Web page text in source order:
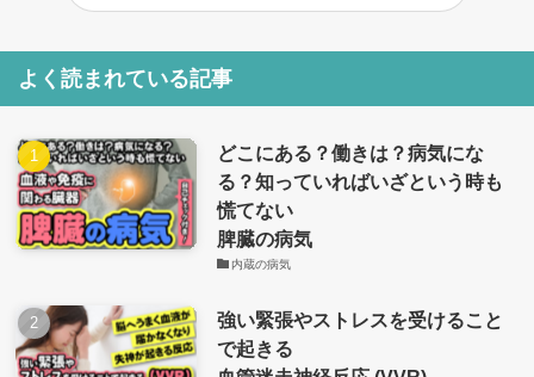
よく読まれている記事
どこにある？働きは？病気にな
る？知っていればいざという時も
慌てない
脾臓の病気
内蔵の病気
強い緊張やストレスを受けること
で起きる